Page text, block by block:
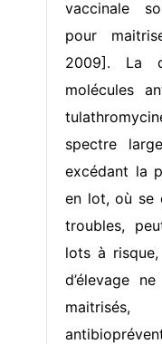
vaccinale
pour
2009]. La
molécules
spectre
excédant la
en lot, où se
troubles,
lots à
d’élevage